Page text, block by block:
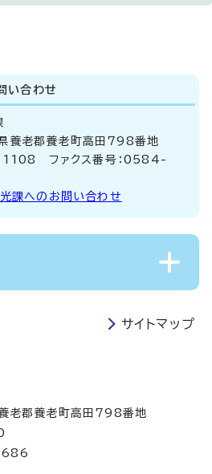
い合わせ
老郡養老町高田798番地
ファクス番号：0584-
課へのお問い合わせ
サイトマップ
郡養老町高田798番地